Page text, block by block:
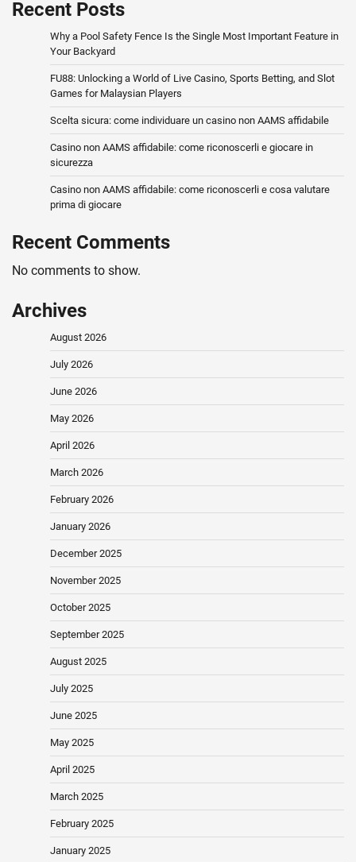
Recent Posts
Why a Pool Safety Fence Is the Single Most Important Feature in
Your Backyard
FU88: Unlocking a World of Live Casino, Sports Betting, and Slot
Games for Malaysian Players
Scelta sicura: come individuare un casino non AAMS affidabile
Casino non AAMS affidabile: come riconoscerli e giocare in
sicurezza
Casino non AAMS affidabile: come riconoscerli e cosa valutare
prima di giocare
Recent Comments
No comments to show.
Archives
August 2026
July 2026
June 2026
May 2026
April 2026
March 2026
February 2026
January 2026
December 2025
November 2025
October 2025
September 2025
August 2025
July 2025
June 2025
May 2025
April 2025
March 2025
February 2025
January 2025